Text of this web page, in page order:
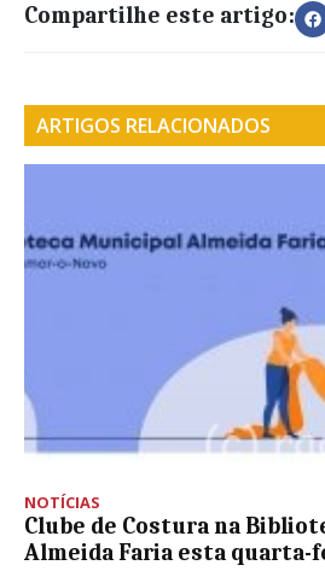
Compartilhe este artigo:
ARTIGOS RELACIONADOS
NOTÍCIAS
Clube de Costura na
Almeida Faria esta quarta-